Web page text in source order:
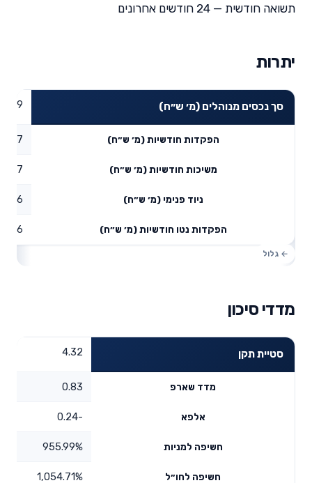
תשואה חודשית — 24 חודשים אחרונים
יתרות
סך נכסים מנוהלים (מ׳ ש״ח)
הפקדות חודשיות (מ׳ ש״ח)
משיכות חודשיות (מ׳ ש״ח) 9.77
ניוד פנימי (מ׳ ש״ח)
הפקדות נטו חודשיות (מ׳ ש״ח)
מדדי סיכון
סטיית תקן 4.32
מדד שארפ 0.83
אלפא -0.24
חשיפה למניות 955.99%
חשיפה לחו״ל 1,054.71%